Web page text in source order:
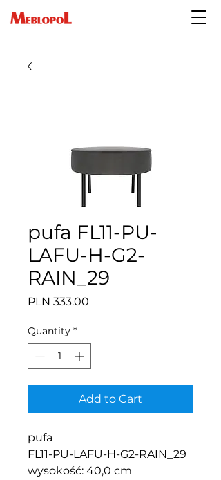
pufa FL11-PU-
LAFU-H-G2-
RAIN_29
PLN 333.00
Quantity *
Add to Cart
pufa
FL11-PU-LAFU-H-G2-RAIN_29
wysokość: 40,0 cm